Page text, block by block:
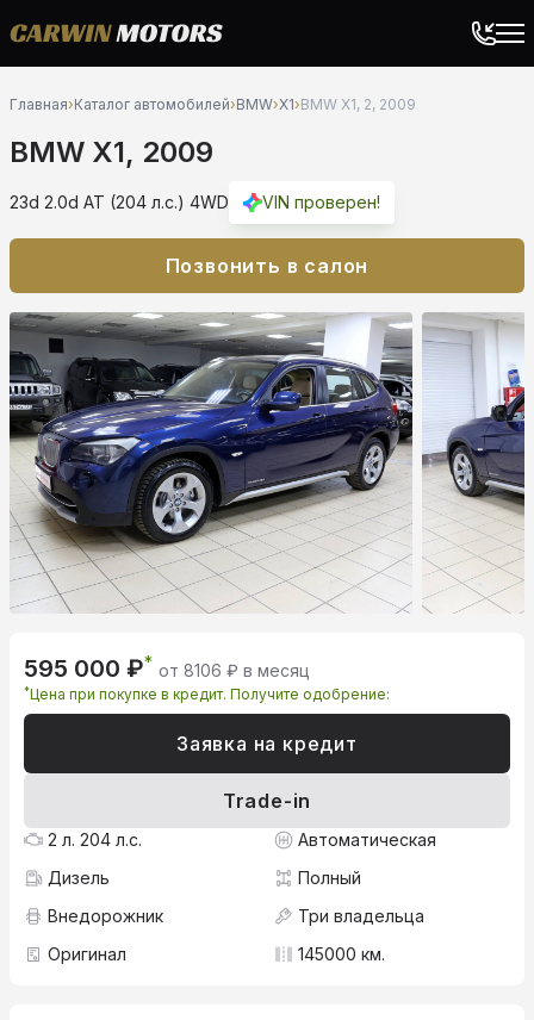
Главная›Каталог автомобилей›BMW›X1›BMW X1, 2, 2009
BMW X1, 2009
23d 2.0d AT (204 л.с.) 4WD VIN проверен!
Позвонить в салон
595 000 ₽* от 8106 ₽ в месяц
*Цена при покупке в кредит. Получите одобрение:
Заявка на кредит
Trade-in
2 л. 204 л.с.
Автоматическая
Дизель
Полный
Внедорожник
Три владельца
Оригинал
145000 км.